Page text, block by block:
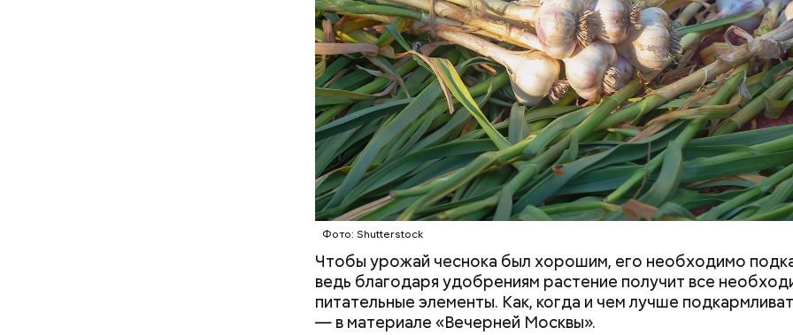
Фото: Shutterstock
Чтобы урожай чеснока был хорошим, его необходимо
ведь благодаря удобрениям растение получит все
питательные элементы. Как, когда и чем лучше
— в материале «Вечерней Москвы».